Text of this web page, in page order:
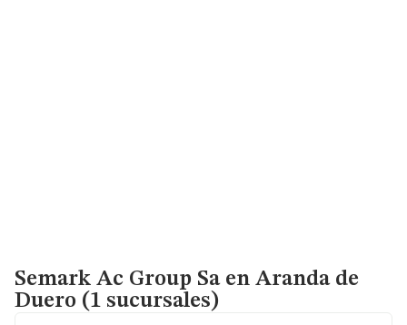
Burgos, Burgos
947559951
Semark Ac Group Saen Aranda de
Duero (1 sucursales)